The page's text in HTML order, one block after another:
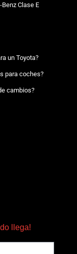
Clase E
un Toyota?
para coches?
cambios?
llega!